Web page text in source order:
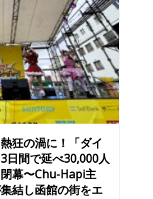
狂の渦に！「ダイ
日間で延べ30,000人
幕〜Chu-Hapi主
結し函館の街をエ